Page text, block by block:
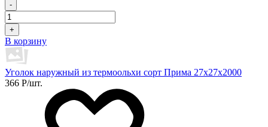
-
+
В корзину
Уголок наружный из термоольхи сорт Прима 27х27х2000
366 Р/шт.